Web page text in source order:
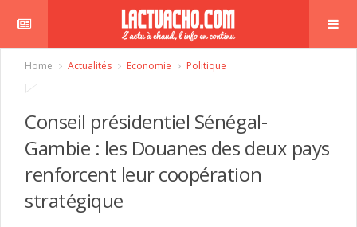
Home Actualités Economie Politique
Conseil présidentiel Sénégal-
Gambie : les Douanes des deux pays
renforcent leur coopération
stratégique